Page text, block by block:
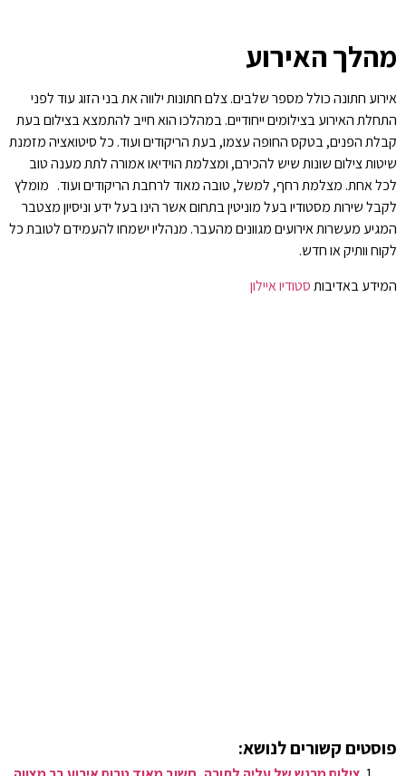
מהלך האירוע
אירוע חתונה כולל מספר שלבים. צלם חתונות ילווה את בני הזוג עוד לפני
התחלת האירוע בצילומים ייחודיים. במהלכו הוא חייב להתמצא בצילום בעת
קבלת הפנים, בטקס החופה עצמו, בעת הריקודים ועוד. כל סיטואציה מזמנת
שיטות צילום שונות שיש להכירם, ומצלמת הוידיאו אמורה לתת מענה טוב
לכל אחת. מצלמת רחף, למשל, טובה מאוד לרחבת הריקודים ועוד. מומלץ
לקבל שירות מסטודיו בעל מוניטין בתחום אשר הינו בעל ידע וניסיון מצטבר
המגיע מעשרות אירועים מגוונים מהעבר. מנהליו ישמחו להעמידם לטובת כל
לקוח וותיק או חדש.
המידע באדיבותסטודיו איילון
פוסטים קשורים לנושא: